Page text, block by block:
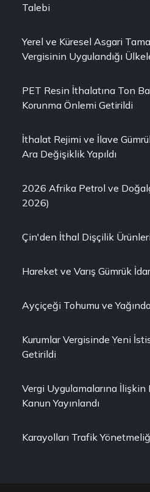
Talebi
Yerel ve Küresel Asgari
Vergisinin Uygulandığı
PET Resin İthalatına Ton
Korunma Önlemi Getirildi
İthalat Rejimi ve İlave
Ara Değişiklik Yapıldı
2026 Afrika Petrol ve
2026)
Çin'den İthal Dişçilik
Hareket ve Varış Gümrük
Ayçiçeği Tohumu ve
Kurumlar Vergisinde Yeni
Getirildi
Vergi Uygulamalarına
Kanun Yayınlandı
Karayolları Trafik